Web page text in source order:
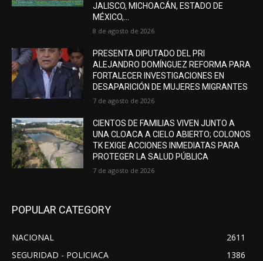
JALISCO, MICHOACÁN, ESTADO DE
MÉXICO,...
8 de agosto de 2026
PRESENTA DIPUTADO DEL PRI
ALEJANDRO DOMÍNGUEZ REFORMA PARA
FORTALECER INVESTIGACIONES EN
DESAPARICIÓN DE MUJERES MIGRANTES
7 de agosto de 2026
CIENTOS DE FAMILIAS VIVEN JUNTO A
UNA CLOACA A CIELO ABIERTO; COLONOS
TK EXIGE ACCIONES INMEDIATAS PARA
PROTEGER LA SALUD PÚBLICA
7 de agosto de 2026
POPULAR CATEGORY
NACIONAL
2611
SEGURIDAD - POLICIACA
1386